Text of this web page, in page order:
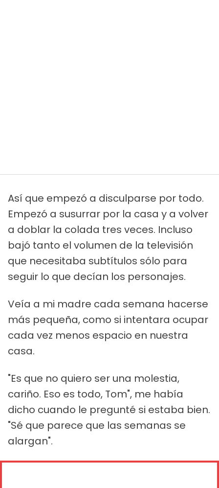
Así que empezó a disculparse por todo.
Empezó a susurrar por la casa y a volver
a doblar la colada tres veces. Incluso
bajó tanto el volumen de la televisión
que necesitaba subtítulos sólo para
seguir lo que decían los personajes.
Veía a mi madre cada semana hacerse
más pequeña, como si intentara ocupar
cada vez menos espacio en nuestra
casa.
"Es que no quiero ser una molestia,
cariño. Eso es todo, Tom", me había
dicho cuando le pregunté si estaba bien.
"Sé que parece que las semanas se
alargan".